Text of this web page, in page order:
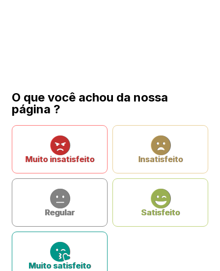
O que você achou da nossa
página ?
Muito insatisfeito Insatisfeito
Regular Satisfeito
Muito satisfeito